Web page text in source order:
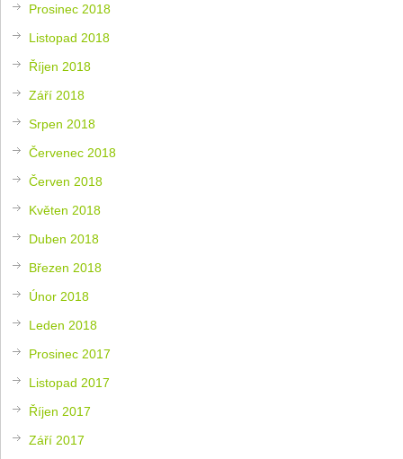
Prosinec 2018
Listopad 2018
Říjen 2018
Září 2018
Srpen 2018
Červenec 2018
Červen 2018
Květen 2018
Duben 2018
Březen 2018
Únor 2018
Leden 2018
Prosinec 2017
Listopad 2017
Říjen 2017
Září 2017